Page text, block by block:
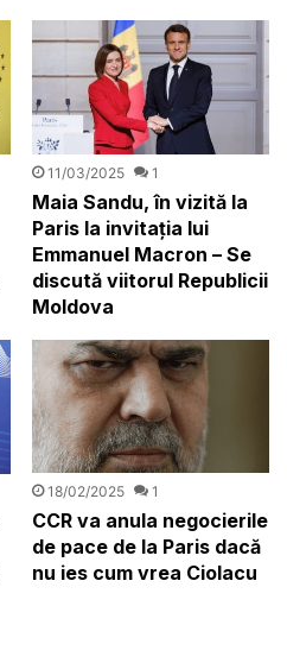
11/03/2025 1
Maia Sandu, în vizită la
Paris la invitația lui
Emmanuel Macron – Se
discută viitorul Republicii
Moldova
18/02/2025 1
CCR va anula negocierile
de pace de la Paris dacă
nu ies cum vrea Ciolacu